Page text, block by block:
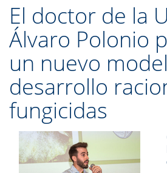
El doctor de la
Álvaro Polonio
un nuevo
desarrollo
fungicidas